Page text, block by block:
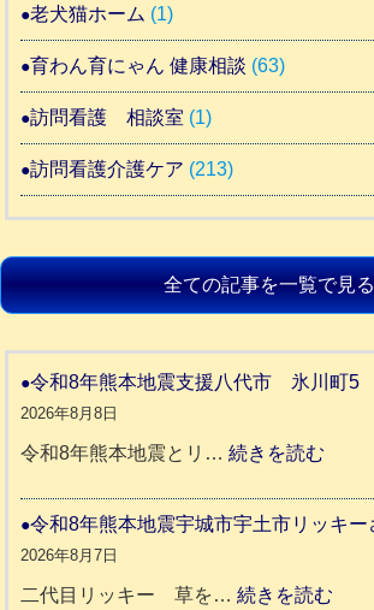
老犬猫ホーム (1)
育わん育にゃん 健康相談 (63)
訪問看護 相談室 (1)
訪問看護介護ケア (213)
全ての記事を一覧で見る
令和8年熊本地震支援八代市 氷川町5
2026年8月8日
令和8年熊本地震とリ…続きを読む
和
年
令和8年熊本地震宇城市宇土市リッキー
2026年8月7日
二代目リッキー 草を…続きを読む